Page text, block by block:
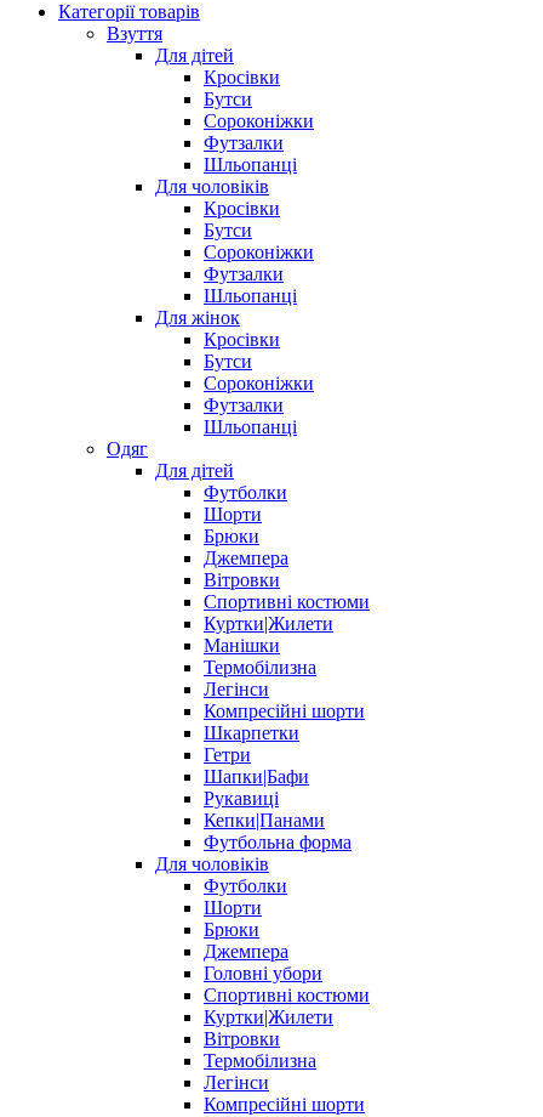
Категорії товарів
Взуття
Для дітей
Кросівки
Бутси
Сороконіжки
Футзалки
Шльопанці
Для чоловіків
Кросівки
Бутси
Сороконіжки
Футзалки
Шльопанці
Для жінок
Кросівки
Бутси
Сороконіжки
Футзалки
Шльопанці
Одяг
Для дітей
Футболки
Шорти
Брюки
Джемпера
Вітровки
Спортивні костюми
Куртки|Жилети
Манішки
Термобілизна
Легінси
Компресійні шорти
Шкарпетки
Гетри
Шапки|Бафи
Рукавиці
Кепки|Панами
Футбольна форма
Для чоловіків
Футболки
Шорти
Брюки
Джемпера
Головні убори
Спортивні костюми
Куртки|Жилети
Вітровки
Термобілизна
Легінси
Компресійні шорти